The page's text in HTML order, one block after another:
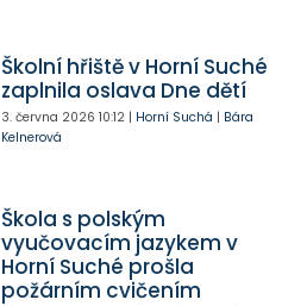
Školní hřiště v Horní Suché
zaplnila oslava Dne dětí
3. června 2026 10:12| Horní Suchá | Bára
Kelnerová
Škola s polským
vyučovacím jazykem v
Horní Suché prošla
požárním cvičením